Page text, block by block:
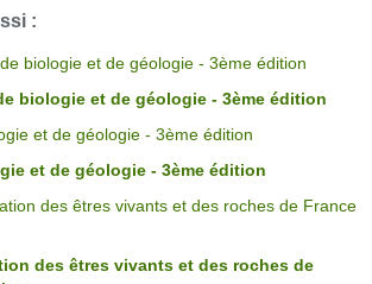
:
biologie et de géologie - 3ème édition
et de géologie - 3ème édition
des êtres vivants et des roches de